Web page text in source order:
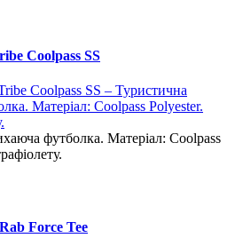
Coolpass SS
футболка. Матеріал: Coolpass
Force Tee